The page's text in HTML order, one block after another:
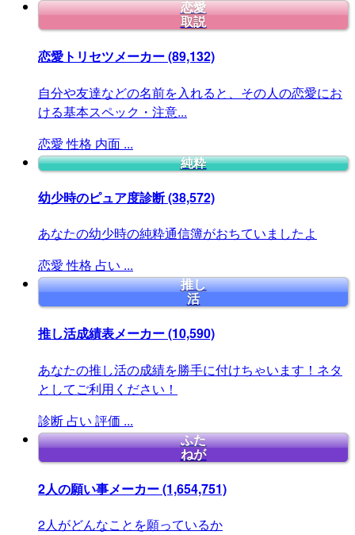
恋愛
取説
恋愛トリセツメーカー(89,132)
自分や友達などの名前を入れると、その人の恋愛にお
ける基本スペック・注意...
恋愛 性格 内面 ...
純粋
幼少時のピュア度診断(38,572)
あなたの幼少時の純粋通信簿がおちていましたよ
恋愛 性格 占い ...
推し
活
推し活成績表メーカー(10,590)
あなたの推し活の成績を勝手に付けちゃいます！ネタ
としてご利用ください！
診断 占い 評価 ...
ふた
ねが
2人の願い事メーカー(1,654,751)
2人がどんなことを願っているか